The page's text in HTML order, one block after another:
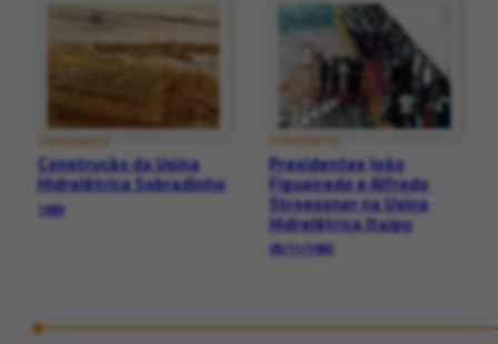
ICONOGRAFIA
Construção da Usina
Hidrelétrica Sobradinho
1983
ICONOGRAFIA
Presidentes João
Figueiredo e Alfredo
Stroessner na Usina
Hidrelétrica Itaipu
05/11/1982